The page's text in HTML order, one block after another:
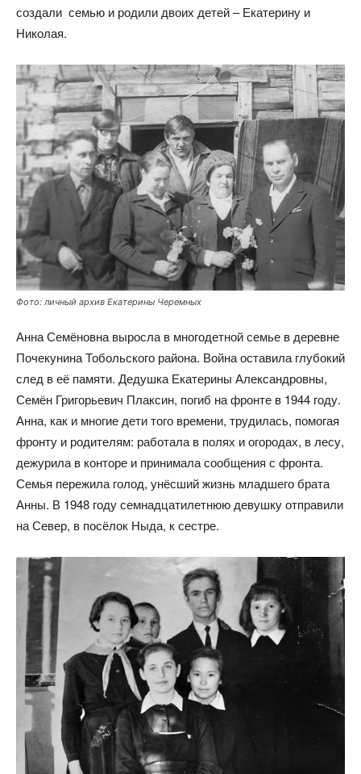
создали семью и родили двоих детей – Екатерину и
Николая.
Фото: личный архив Екатерины Черемных
Анна Семёновна выросла в многодетной семье в деревне
Почекунина Тобольского района. Война оставила глубокий
след в её памяти. Дедушка Екатерины Александровны,
Семён Григорьевич Плаксин, погиб на фронте в 1944 году.
Анна, как и многие дети того времени, трудилась, помогая
фронту и родителям: работала в полях и огородах, в лесу,
дежурила в конторе и принимала сообщения с фронта.
Семья пережила голод, унёсший жизнь младшего брата
Анны. В 1948 году семнадцатилетнюю девушку отправили
на Север, в посёлок Ныда, к сестре.